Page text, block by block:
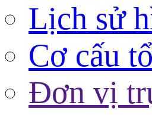
Lịch sử
Cơ cấu
Đơn vị